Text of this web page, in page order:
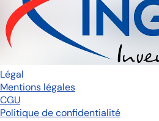
Légal
Mentions légales
CGU
Politique de confidentialité